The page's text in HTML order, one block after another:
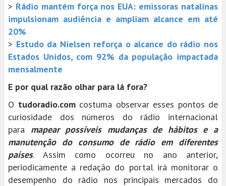
> Rádio mantém força nos EUA: emissoras natalinas
impulsionam audiência e ampliam alcance em até
20%
> Estudo da Nielsen reforça o alcance do rádio nos
Estados Unidos, com 92% da população impactada
mensalmente
E por qual razão olhar para lá fora?
O tudoradio.comcostuma observar esses pontos de
curiosidade dos números do rádio internacional
para mapear possíveis mudanças de hábitos e a
manutenção do consumo de rádio em diferentes
países. Assim como ocorreu no ano anterior,
periodicamente a redação do portal irá monitorar o
desempenho do rádio nos principais mercados do